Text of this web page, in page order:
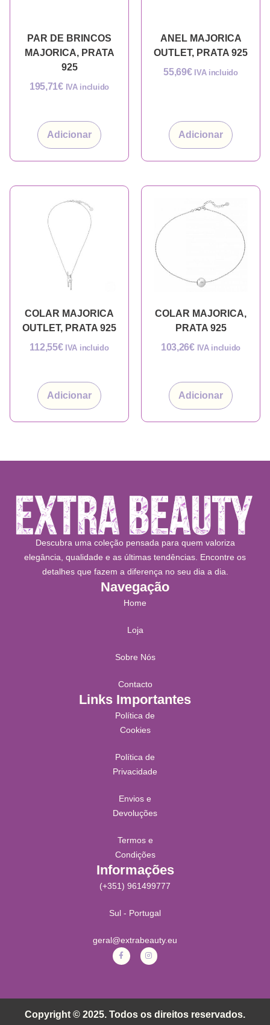
PAR DE BRINCOS
MAJORICA, PRATA
925
195,71€ IVA incluido
Adicionar
ANEL MAJORICA
OUTLET, PRATA 925
55,69€ IVA incluido
Adicionar
COLAR MAJORICA
OUTLET, PRATA 925
112,55€ IVA incluido
Adicionar
COLAR MAJORICA,
PRATA 925
103,26€ IVA incluido
Adicionar
Descubra uma coleção pensada para quem valoriza
elegância, qualidade e as últimas tendências. Encontre os
detalhes que fazem a diferença no seu dia a dia.
Navegação
Home
Loja
Sobre Nós
Contacto
Links Importantes
Política de
Cookies
Política de
Privacidade
Envios e
Devoluções
Termos e
Condições
Informações
(+351) 961499777
Sul - Portugal
geral@extrabeauty.eu
Copyright © 2025. Todos os direitos reservados.